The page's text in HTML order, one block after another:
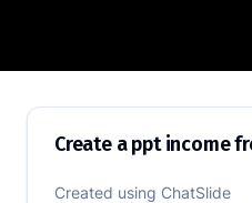
Create a ppt
Create a ppt income
Created using ChatSlide